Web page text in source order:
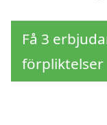
Få 3
förpliktelser